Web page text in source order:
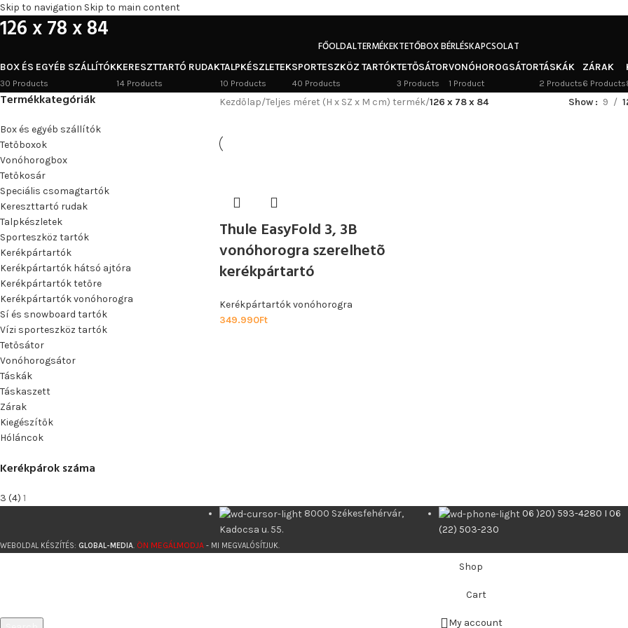
Skip to navigation Skip to main content
FŐOLDALTERMÉKEKTETŐBOX BÉRLÉSKAPCSOLAT
126 x 78 x 84
BOX ÉS EGYÉB SZÁLLÍTÓK
30 Products
KERESZTTARTÓ RUDAK
14 Products
TALPKÉSZLETEK
10 Products
SPORTESZKÖZ TARTÓK
40 Products
TETŐSÁTOR
3 Products
VONÓHOROGSÁTOR
1 Product
TÁSKÁK
2 Products
ZÁRAK
6 Products
Termékkategóriák
Box és egyéb szállítók
Tetőboxok
Vonóhorogbox
Tetőkosár
Speciális csomagtartók
Kereszttartó rudak
Talpkészletek
Sporteszköz tartók
Kerékpártartók
Kerékpártartók hátsó ajtóra
Kerékpártartók tetőre
Kerékpártartók vonóhorogra
Sí és snowboard tartók
Vízi sporteszköz tartók
Tetősátor
Vonóhorogsátor
Táskák
Táskaszett
Zárak
Kiegészítők
Hóláncok
Kerékpárok száma
3 (4) 1
Kezdőlap/Teljes méret (H x SZ x M cm) termék/126 x 78 x 84 Show 9
Thule EasyFold 3, 3B
vonóhorogra szerelhetõ
kerékpártartó
Kerékpártartók vonóhorogra
349.990Ft
8000 Székesfehérvár,
Kadocsa u. 55.
06 )20) 593-4280 I 06
(22) 503-230
WEBOLDAL KÉSZÍTÉS: GLOBAL-MEDIA. ÖN MEGÁLMODJA - MI MEGVALÓSÍTJUK.
Shop
Cart
My account